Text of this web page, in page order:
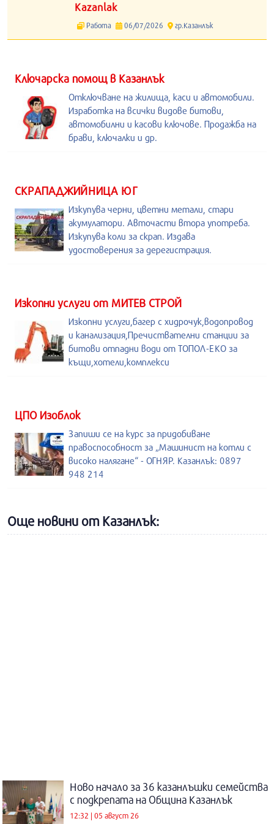
Kazanlak
Работа 06/07/2026 гр.Казанлък
Kлючарска помощ в Казанлък
Отключване на жилища, каси и автомобили.
Изработка на всички видове битови,
автомобилни и касови ключове. Продажба на
брави, ключалки и др.
СКРАПАДЖИЙНИЦА ЮГ
Изкупува черни, цветни метали, стари
акумулатори. Авточасти втора употреба.
Изкупува коли за скрап. Издава
удостоверения за дерегистрация.
Изкопни услуги от МИТЕВ СТРОЙ
Изкопни услуги,багер с хидрочук,водопровод
и канализация,Пречиствателни станции за
битови отпадни води от ТОПОЛ-ЕКО за
къщи,хотели,комплекси
ЦПО Изоблок
Запиши се на курс за придобиване
правоспособност за „Машинист на котли с
високо налягане“ - ОГНЯР. Казанлък: 0897
948 214
Още новини от Казанлък:
Ново начало за 36 казанлъшки семейства
с подкрепата на Община Казанлък
12:32 | 05 август 26